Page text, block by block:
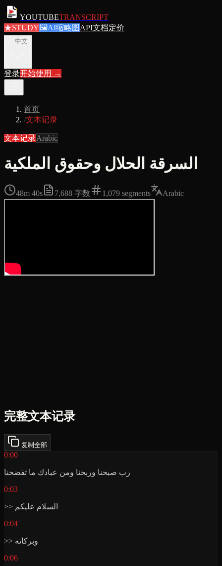
YOUTUBETRANSCRIPT
★STUDY🖼AI缩略图 API文档定价
中文
登录开始使用 →
首页
/文本记录
文本记录Arabic
السرقة الحلال وحقوق الملكية
48m 40s 7,688 字数 1,079 segments Arabic
完整文本记录
复制全部
0:00
رب صبحنا وربحنا ومن عبادك ما تفضحنا
0:03
>> السلام عليكم
0:04
>> وبركاته
0:06